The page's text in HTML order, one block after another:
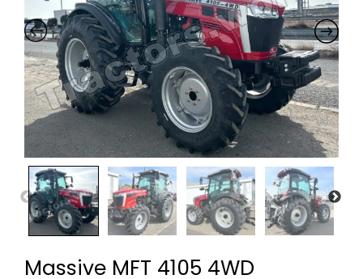
Massive MFT 4105 4WD